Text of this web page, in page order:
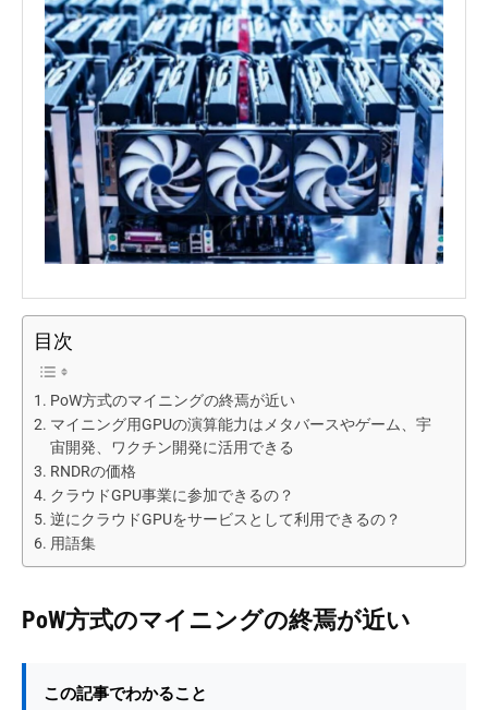
目次
PoW方式のマイニングの終焉が近い
マイニング用GPUの演算能力はメタバースやゲーム、宇
宙開発、ワクチン開発に活用できる
RNDRの価格
クラウドGPU事業に参加できるの？
逆にクラウドGPUをサービスとして利用できるの？
用語集
PoW方式のマイニングの終焉が近い
この記事でわかること